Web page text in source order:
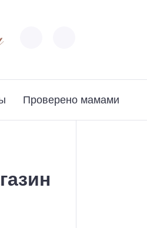
Проверено мамами